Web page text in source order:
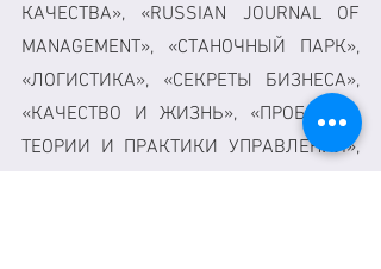
КАЧЕСТВА», «RUSSIAN JOURNAL OF
MANAGEMENT», «СТАНОЧНЫЙ ПАРК»,
«ЛОГИСТИКА», «СЕКРЕТЫ БИЗНЕСА»,
«КАЧЕСТВО И ЖИЗНЬ», «ПРОБЛЕМЫ
ТЕОРИИ И ПРАКТИКИ УПРАВЛЕНИЯ»,